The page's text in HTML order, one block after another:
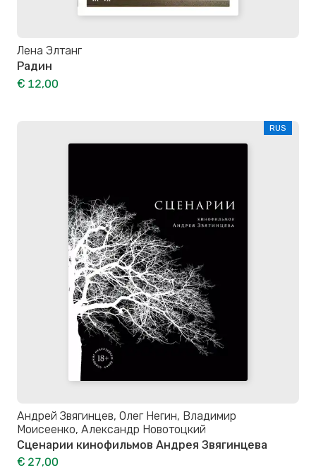
Лена Элтанг
Радин
€ 12,00
RUS
Андрей Звягинцев, Олег Негин, Владимир
Моисеенко, Александр Новотоцкий
Сценарии кинофильмов Андрея Звягинцева
€ 27,00